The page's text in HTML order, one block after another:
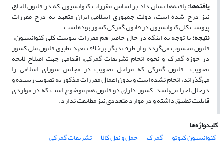
یافته‌ها:یافته‌ها نشان داد بر اساس مقررات کنوانسیون که در قانون الحاق
نیز درج شده است، دولت جمهوری اسلامی ایران متعهد به درج مقررات
پیوست کلی کنوانسیون در قانون گمرکی کشور بوده است.
نتیجه:با توجه به اینکه در حال حاضر هم مقررات پیوست کلی کنوانسیون،
قانون محسوب می‌گردد و از طرف دیگر برخلاف تعهد تطبیق قانون ملی کشور
در حوزه گمرک و نحوه انجام تشریفات گمرکی، اقدامی جهت اصلاح لایحه
تصویب قانون گمرکی که مراحل تصویب در مجلس شورای اسلامی را
می‌گذراند، انجام نشده است و بدون اعمال مقررات مذکور به تصویب رسیده و
درحال اجرا می‌باشد، کشور دارای دو قانون هم موضوع است که در مواردی
قابلیت تطبیق داشته و در موارد متعددی نیز مطابقت ندارد.
کلیدواژه‌ها
کنوانسیون کیوتو
گمرک حمل و نقل کالا
تشریفات گمرکی